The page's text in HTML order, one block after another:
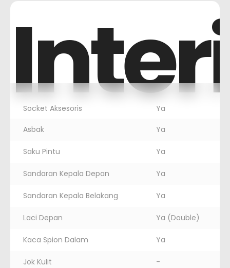
Socket Aksesoris Ya
Asbak Ya
Saku Pintu Ya
Sandaran Kepala Depan Ya
Sandaran Kepala Belakang Ya
Laci Depan Ya (Double)
Kaca Spion Dalam Ya
Jok Kulit -